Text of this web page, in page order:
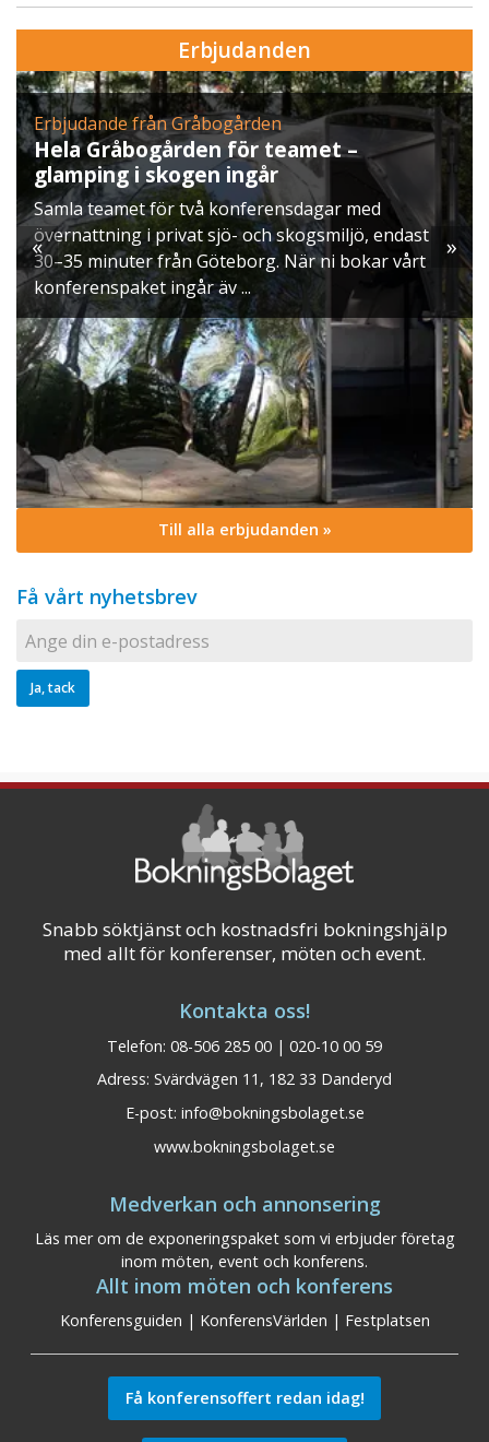
Erbjudanden
–
med
endast
När ni bokar vårt
Erbjudande från Skytteholm
Julbord på Ekerö
När vintern lägger sig över
ett klassiskt svenskt julbord i
möts ni av doften av gran, ljus
och smaker ...
« »
Till alla erbjudanden »
Få vårt nyhetsbrev
Snabb söktjänst och kostnadsfri bokningshjälp
med allt för konferenser, möten och event.
Kontakta oss!
Telefon: 08-506 285 00 | 020-10 00 59
Adress: Svärdvägen 11, 182 33 Danderyd
E-post: info@bokningsbolaget.se
www.bokningsbolaget.se
Medverkan och annonsering
Läs mer om de exponeringspaket som vi erbjuder företag
inom möten, event och konferens.
Allt inom möten och konferens
Konferensguiden | KonferensVärlden | Festplatsen
Få konferensoffert redan idag!